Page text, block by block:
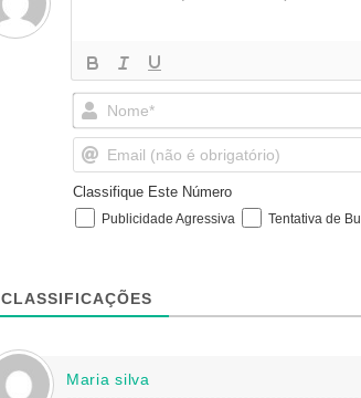
Classifique Este Número
Publicidade Agressiva Tentativa de
CLASSIFICAÇÕES
Maria silva